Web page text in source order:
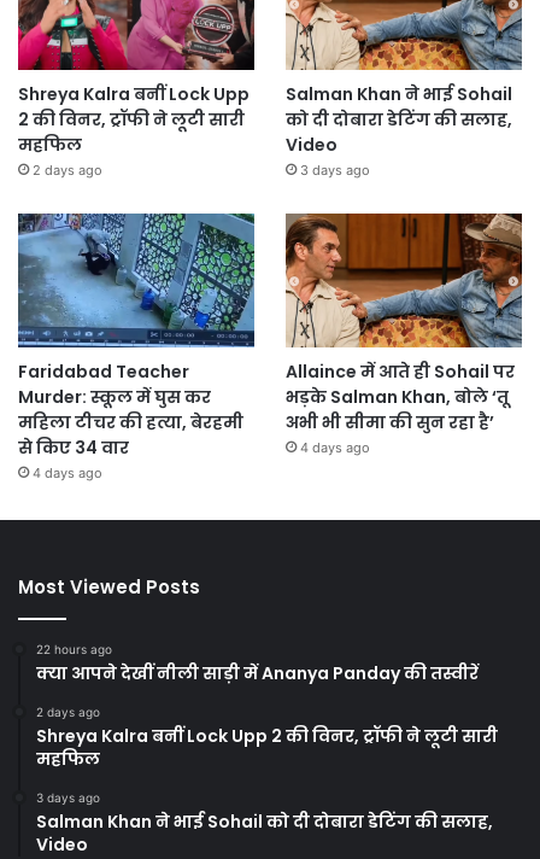
Shreya Kalra बनीं Lock Upp
2 की विनर, ट्रॉफी ने लूटी सारी
महफिल
2 days ago
Salman Khan ने भाई Sohail
को दी दोबारा डेटिंग की सलाह,
Video
3 days ago
Faridabad Teacher
Murder: स्कूल में घुस कर
महिला टीचर की हत्या, बेरहमी
से किए 34 वार
4 days ago
Allaince में आते ही Sohail पर
भड़के Salman Khan, बोले ‘तू
अभी भी सीमा की सुन रहा है’
4 days ago
Most Viewed Posts
22 hours ago
क्या आपने देखीं नीली साड़ी में Ananya Panday की तस्वीरें
2 days ago
Shreya Kalra बनीं Lock Upp 2 की विनर, ट्रॉफी ने लूटी सारी
महफिल
3 days ago
Salman Khan ने भाई Sohail को दी दोबारा डेटिंग की सलाह,
Video